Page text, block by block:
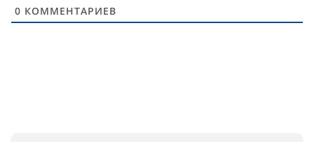
0 КОММЕНТАРИЕВ